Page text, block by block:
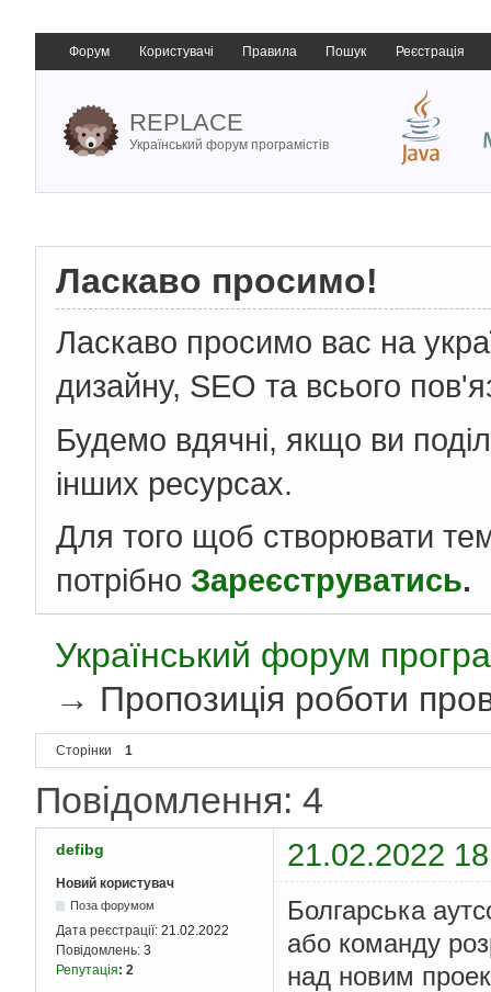
Форум Користувачі Правила Пошук Реєстрація
REPLACE
Український форум програмістів
Ласкаво просимо!
Ласкаво просимо вас на
дизайну, SEO та всього
Будемо вдячні, якщо ви
інших ресурсах.
Для того щоб створювати
потрібно Зареєструватись.
Український форум
→ Пропозиція роботи
Сторінки 1
Повідомлення: 4
defibg 21.02.2022
Новий користувач
Поза форумом
Дата реєстрації: 21.02.2022
Повідомлень: 3
Репутація: 2
Болгарська
або команду
над новим